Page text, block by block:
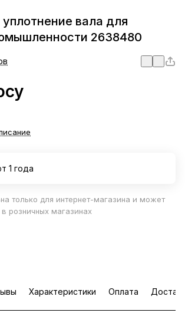
вала для
2638480
1 года
только для интернет-магазина и может
в розничных магазинах
Характеристики Оплата